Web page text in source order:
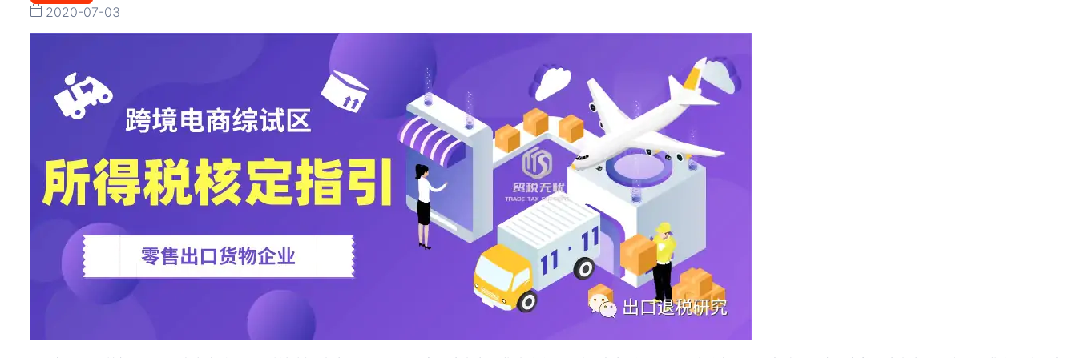
2020-07-03